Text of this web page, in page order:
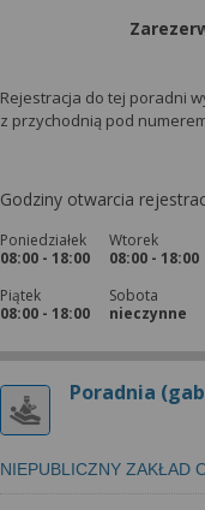
Rejestracja do tej poradni
z przychodnią pod
Godziny otwarcia
Poniedziałek
08:00 - 18:00
Wtorek
08:00 - 18:00
Piątek
08:00 - 18:00
Sobota
nieczynne
Poradnia
NIEPUBLICZNY ZAKŁAD